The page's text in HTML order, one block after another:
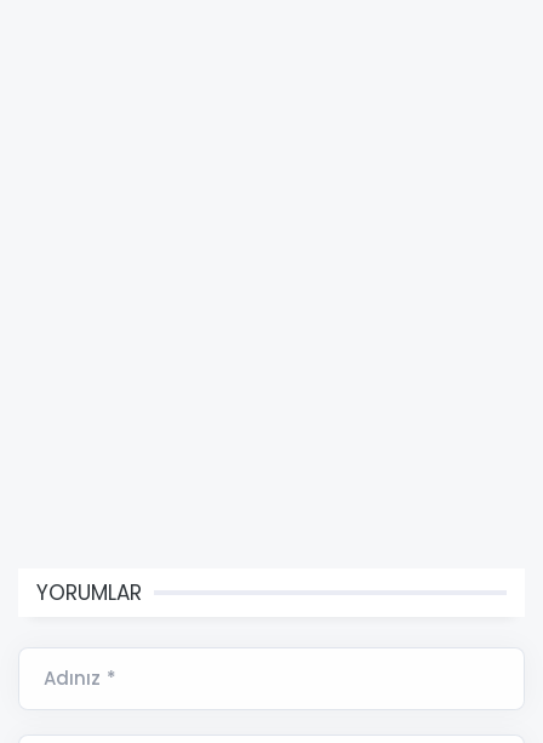
YORUMLAR
Adınız *